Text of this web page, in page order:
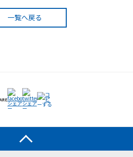
一覧へ戻る